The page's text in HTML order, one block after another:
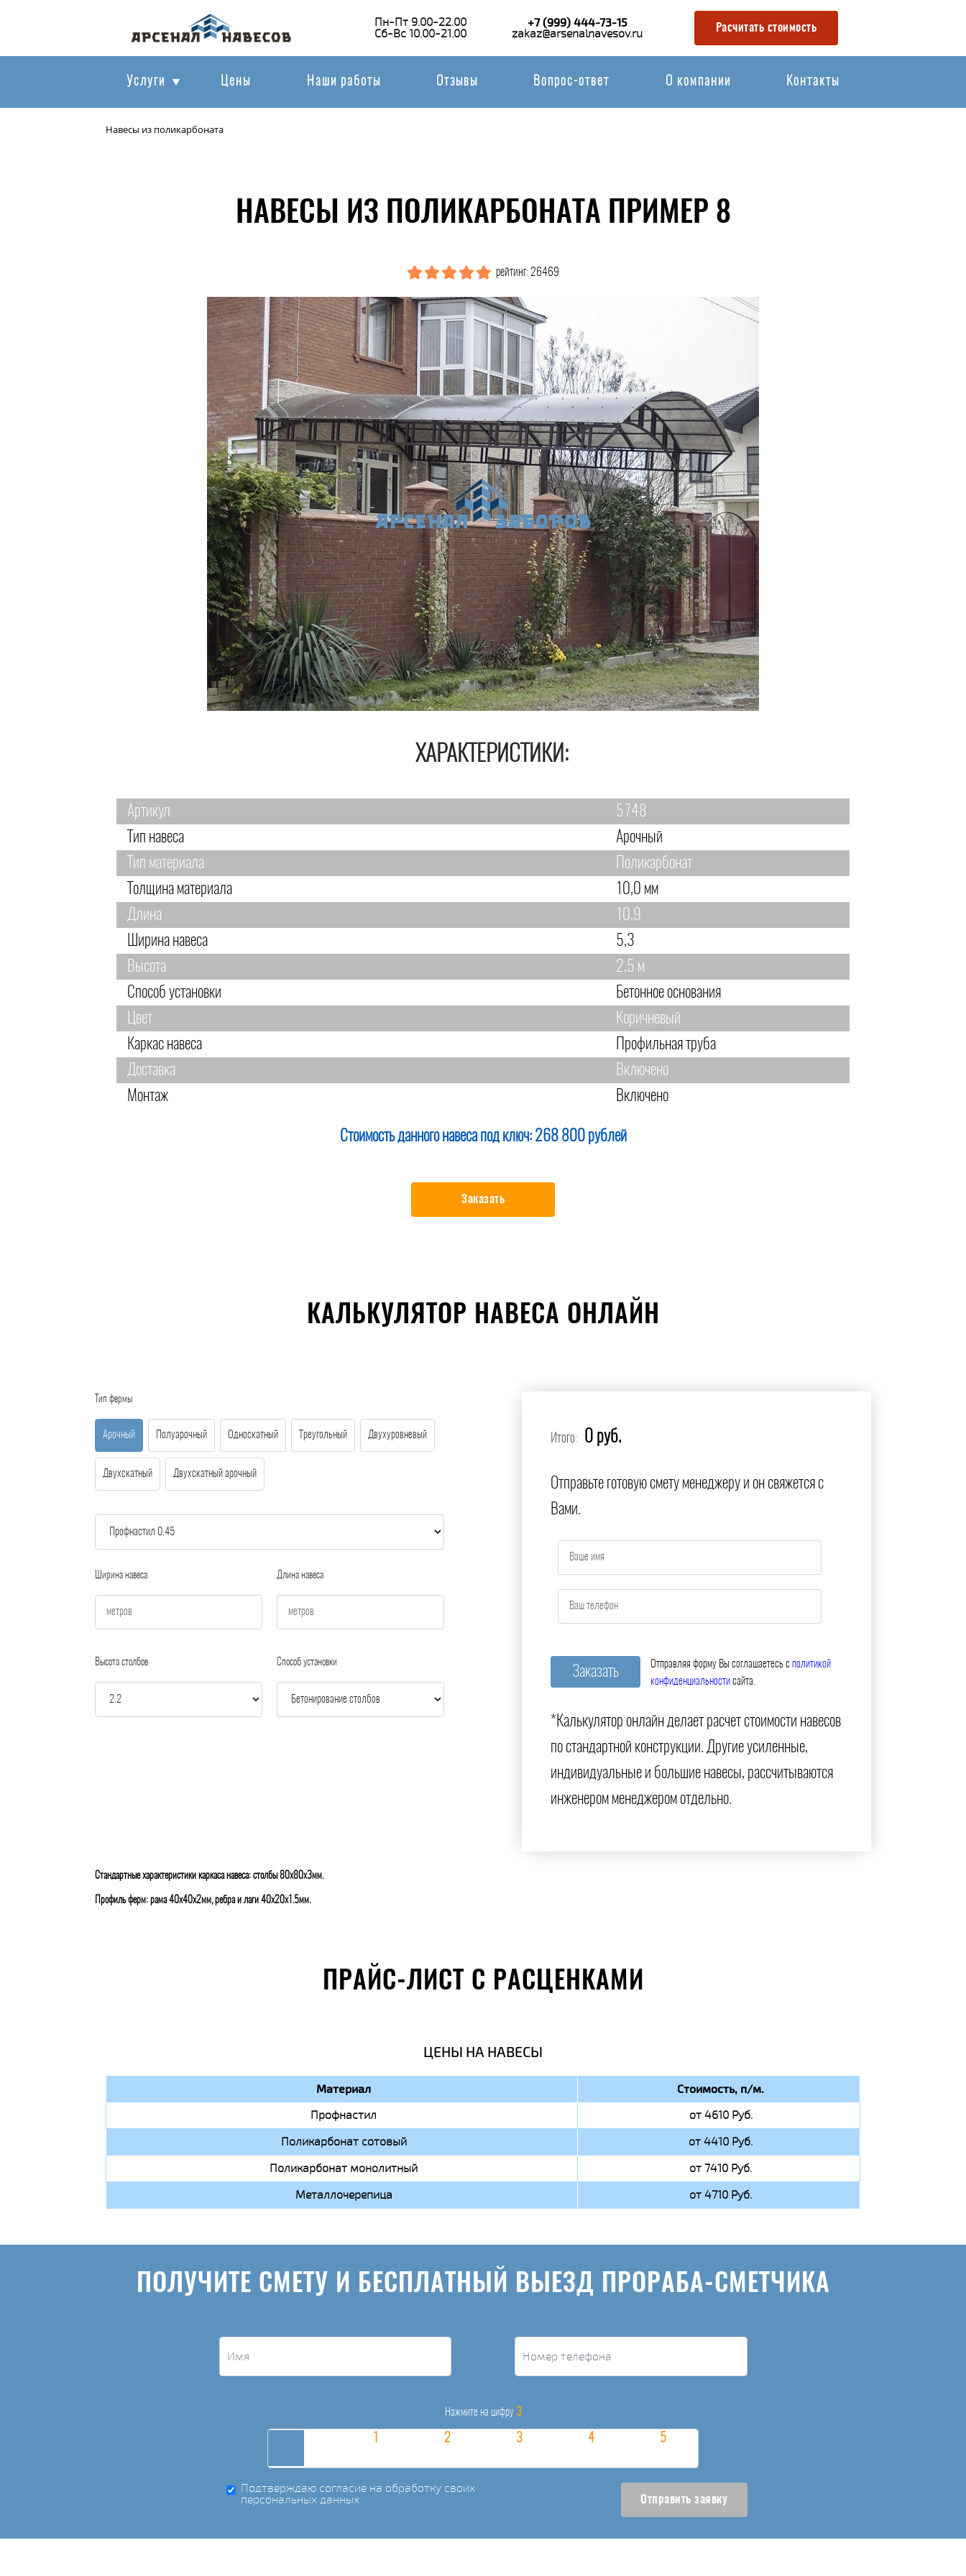
Пн-Пт 9.00-22.00
Сб-Вс 10.00-21.00
+7 (999) 444-73-15
zakaz@arsenalnavesov.ru Расчитать стоимость
Услуги Цены Наши работы Отзывы Вопрос-ответ О компании Контакты
Навесы из поликарбоната
НАВЕСЫ ИЗ ПОЛИКАРБОНАТА ПРИМЕР 8
рейтинг: 26469
ХАРАКТЕРИСТИКИ:
Артикул
5748
Тип навеса
Арочный
Тип материала
Поликарбонат
Толщина материала
10,0 мм
Длина
10,9
Ширина навеса
5,3
Высота
2,5 м
Способ установки
Бетонное основания
Цвет
Коричневый
Каркас навеса
Профильная труба
Доставка
Включено
Монтаж
Включено
Стоимость данного навеса под ключ: 268 800 рублей
Заказать
КАЛЬКУЛЯТОР НАВЕСА ОНЛАЙН
Тип фермы
Арочный Полуарочный Односкатный Треугольный Двухуровневый
Двухскатный Двухскатный арочный
Ширина навеса Длина навеса
Высота столбов Способ установки
Итого: 0 руб.
Отправьте готовую смету менеджеру и он свяжется с
Вами.
Отправляя форму Вы соглашаетесь с политикой
конфиденциальности сайта.
*Калькулятор онлайн делает расчет стоимости навесов
по стандартной конструкции. Другие усиленные,
индивидуальные и большие навесы, рассчитываются
инженером менеджером отдельно.
Стандартные характеристики каркаса навеса: столбы 80х80х3мм.
Профиль ферм: рама 40х40х2мм, ребра и лаги 40х20х1.5мм.
ПРАЙС-ЛИСТ С РАСЦЕНКАМИ
ЦЕНЫ НА НАВЕСЫ
Материал Стоимость, п/м.
Профнастил
от 4610 Руб.
Поликарбонат сотовый
от 4410 Руб.
Поликарбонат монолитный
от 7410 Руб.
Металлочерепица
от 4710 Руб.
ПОЛУЧИТЕ СМЕТУ И БЕСПЛАТНЫЙ ВЫЕЗД ПРОРАБА-СМЕТЧИКА
Нажмите на цифру 3
Подтверждаю согласие на обработку своих
персональных данных Отправить заявку